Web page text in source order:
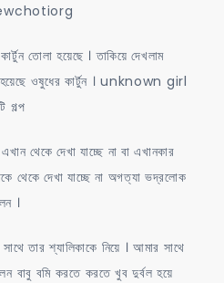
newchotiorg
তোলা হয়েছে । তাকিয়ে দেখলাম
হয়েছে ওষুধের কার্টুন । unknown girl
গল্প
থেকে দেখা যাচ্ছে না বা এখানকার
থেকে দেখা যাচ্ছে না অগত্যা ভদ্রলোক
।
তার শ্যালিকাকে নিয়ে । আমার সাথে
বাবু বমি করতে করতে খুব দুর্বল হয়ে